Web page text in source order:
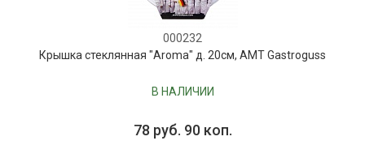
000232
Крышка стеклянная "Aroma" д. 20см, AMT Gastroguss
В НАЛИЧИИ
78 руб. 90 коп.